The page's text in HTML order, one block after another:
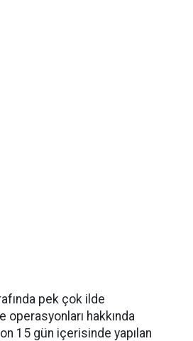
pek çok ilde
hakkında
15 gün içerisinde yapılan